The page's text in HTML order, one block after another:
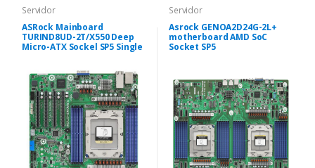
Servidor
ASRock Mainboard
TURIND8UD-2T/X550 Deep
Micro-ATX Sockel SP5 Single
Servidor
Asrock GENOA2D24G-2L+
motherboard AMD SoC
Socket SP5